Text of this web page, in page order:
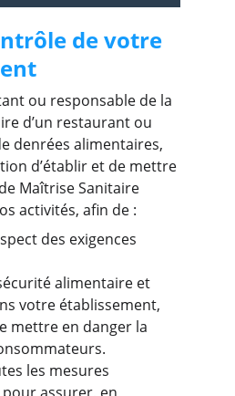
de votre
ou responsable de la
d’un restaurant ou
denrées alimentaires,
d’établir et de mettre
Maîtrise Sanitaire
activités, afin de :
des exigences
alimentaire et
votre établissement,
mettre en danger la
les mesures